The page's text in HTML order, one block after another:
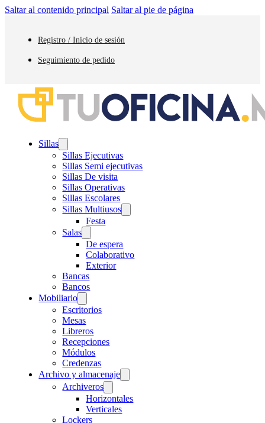
Saltar al contenido principal Saltar al pie de página
Registro / Inicio de sesión
Seguimiento de pedido
Sillas
Sillas Ejecutivas
Sillas Semi ejecutivas
Sillas De visita
Sillas Operativas
Sillas Escolares
Sillas Multiusos
Festa
Salas
De espera
Colaborativo
Exterior
Bancas
Bancos
Mobiliario
Escritorios
Mesas
Libreros
Recepciones
Módulos
Credenzas
Archivo y almacenaje
Archiveros
Horizontales
Verticales
Lockers